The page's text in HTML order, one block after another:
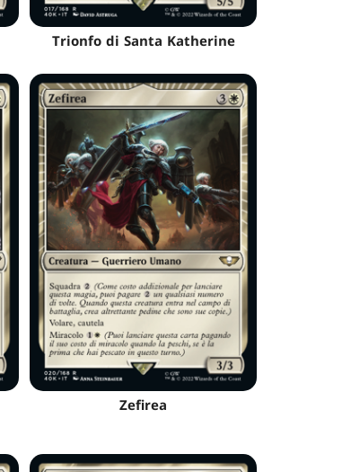
Trionfo di Santa Katherine
Zefirea